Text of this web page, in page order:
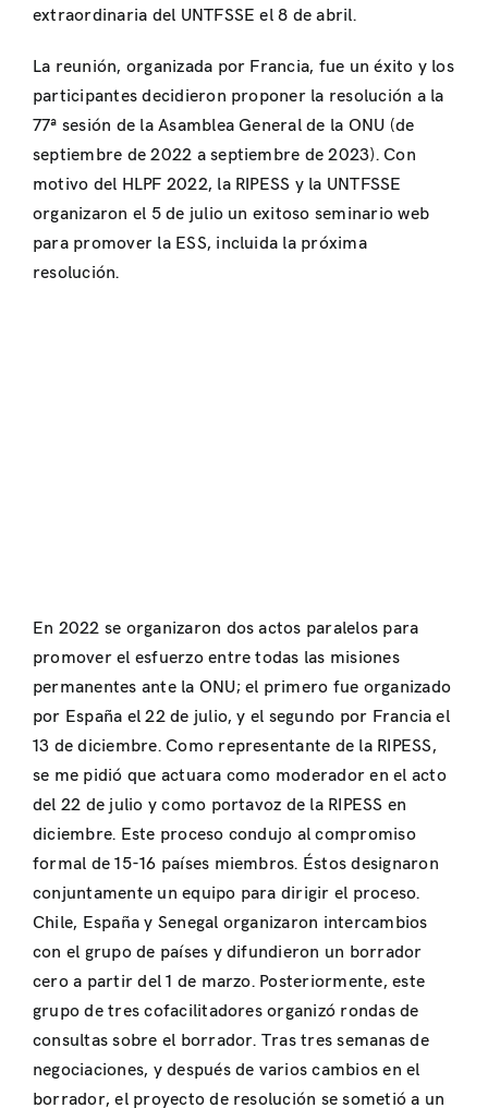
extraordinaria del UNTFSSE el 8 de abril.
La reunión, organizada por Francia, fue un éxito y los
participantes decidieron proponer la resolución a la
77ª sesión de la Asamblea General de la ONU (de
septiembre de 2022 a septiembre de 2023). Con
motivo del HLPF 2022, la RIPESS y la UNTFSSE
organizaron el 5 de julio un exitoso seminario web
para promover la ESS, incluida la próxima
resolución.
En 2022 se organizaron dos actos paralelos para
promover el esfuerzo entre todas las misiones
permanentes ante la ONU; el primero fue organizado
por España el 22 de julio, y el segundo por Francia el
13 de diciembre. Como representante de la RIPESS,
se me pidió que actuara como moderador en el acto
del 22 de julio y como portavoz de la RIPESS en
diciembre. Este proceso condujo al compromiso
formal de 15-16 países miembros. Éstos designaron
conjuntamente un equipo para dirigir el proceso.
Chile, España y Senegal organizaron intercambios
con el grupo de países y difundieron un borrador
cero a partir del 1 de marzo. Posteriormente, este
grupo de tres cofacilitadores organizó rondas de
consultas sobre el borrador. Tras tres semanas de
negociaciones, y después de varios cambios en el
borrador, el proyecto de resolución se sometió a un